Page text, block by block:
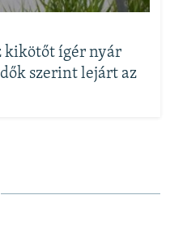
kikötőt ígér nyár
szerint lejárt az